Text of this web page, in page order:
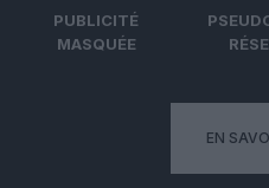
PUBLICITÉ
MASQUÉE
EN